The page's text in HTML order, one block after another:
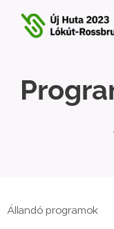
Állandó programok